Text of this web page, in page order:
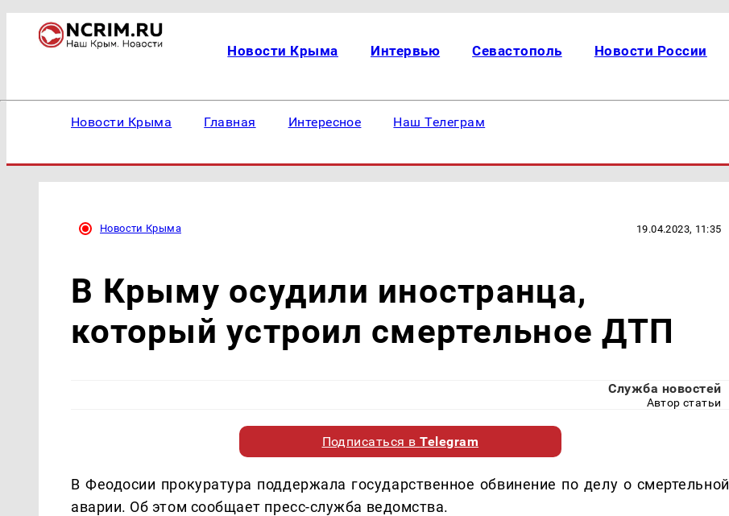
Новости Крыма Интервью Севастополь Новости России
Новости Крыма Главная Интересное Наш Телеграм
Новости Крыма 19.04.2023, 11:35
В Крыму осудили иностранца,
который устроил смертельное ДТП
Служба новостей
Автор статьи
Подписаться вTelegram
В Феодосии прокуратура поддержала государственное обвинение по делу о смертельной
аварии. Об этом сообщает пресс-служба ведомства.